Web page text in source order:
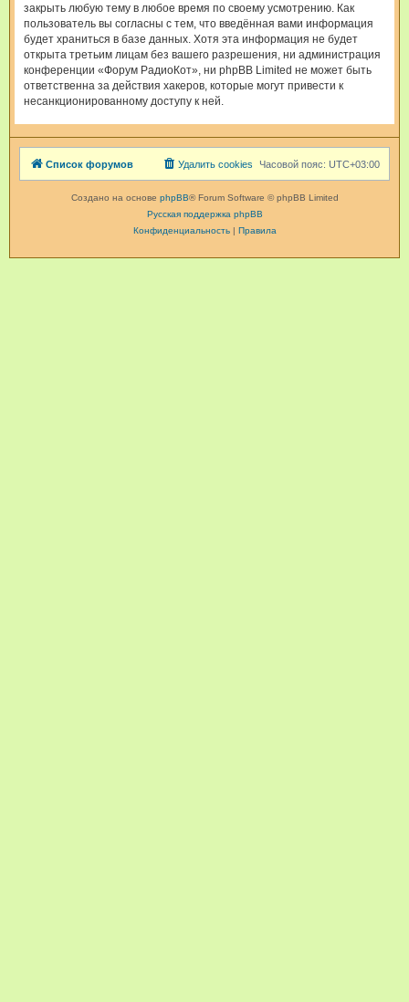
закрыть любую тему в любое время по своему усмотрению. Как
пользователь вы согласны с тем, что введённая вами информация
будет храниться в базе данных. Хотя эта информация не будет
открыта третьим лицам без вашего разрешения, ни администрация
конференции «Форум РадиоКот», ни phpBB Limited не может быть
ответственна за действия хакеров, которые могут привести к
несанкционированному доступу к ней.
Список форумов Часовой пояс: UTC+03:00
Удалить cookies
Создано на основе phpBB® Forum Software © phpBB Limited
Русская поддержка phpBB
Конфиденциальность| Правила